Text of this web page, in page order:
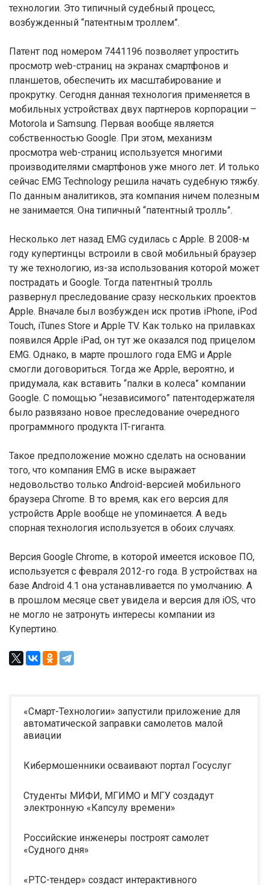
технологии. Это типичный судебный процесс,
возбужденный “патентным троллем”.
Патент под номером 7441196 позволяет упростить
просмотр web-страниц на экранах смартфонов и
планшетов, обеспечить их масштабирование и
прокрутку. Сегодня данная технология применяется в
мобильных устройствах двух партнеров корпорации –
Motorola и Samsung. Первая вообще является
собственностью Google. При этом, механизм
просмотра web-страниц используется многими
производителями смартфонов уже много лет. И только
сейчас EMG Technology решила начать судебную тяжбу.
По данным аналитиков, эта компания ничем полезным
не занимается. Она типичный “патентный тролль”.
Несколько лет назад EMG судилась с Apple. В 2008-м
году купертинцы встроили в свой мобильный браузер
ту же технологию, из-за использования которой может
пострадать и Google. Тогда патентный тролль
развернул преследование сразу нескольких проектов
Apple. Вначале был возбужден иск против iPhone, iPod
Touch, iTunes Store и Apple TV. Как только на прилавках
появился Apple iPad, он тут же оказался под прицелом
EMG. Однако, в марте прошлого года EMG и Apple
смогли договориться. Тогда же Apple, вероятно, и
придумала, как вставить “палки в колеса” компании
Google. С помощью “независимого” патентодержателя
было развязано новое преследование очередного
программного продукта IT-гиганта.
Такое предположение можно сделать на основании
того, что компания EMG в иске выражает
недовольство только Android-версией мобильного
браузера Chrome. В то время, как его версия для
устройств Apple вообще не упоминается. А ведь
спорная технология используется в обоих случаях.
Версия Google Chrome, в которой имеется исковое ПО,
используется с февраля 2012-го года. В устройствах на
базе Android 4.1 она устанавливается по умолчанию. А
в прошлом месяце свет увидела и версия для iOS, что
не могло не затронуть интересы компании из
Купертино.
«Смарт-Технологии» запустили приложение для
автоматической заправки самолетов малой
авиации
Кибермошенники осваивают портал Госуслуг
Студенты МИФИ, МГИМО и МГУ создадут
электронную «Капсулу времени»
Российские инженеры построят самолет
«Судного дня»
«РТС-тендер» создаст интерактивного